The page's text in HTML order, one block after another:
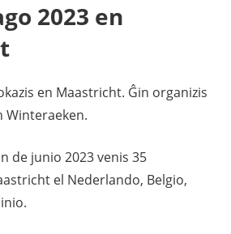
2023 en
en Maastricht. Ĝin organizis
Winteraeken.
de junio 2023 venis 35
el Nederlando, Belgio,